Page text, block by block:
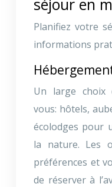
Planifiez votre
informations
Un large choix
vous: hôtels,
écolodges pour
la nature. Les
préférences et
de réserver à